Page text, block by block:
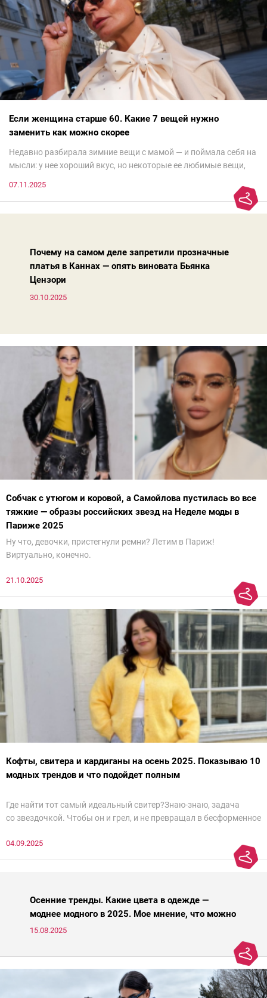
Если женщина старше 60. Какие 7 вещей нужно
заменить как можно скорее
Недавно разбирала зимние вещи с мамой — и поймала себя на
мысли: у нее хороший вкус, но некоторые ее любимые вещи,
моды. Вовсе нет.Проблема в том, что сама мода сделала шаг
07.11.2025
Почему на самом деле запретили прозначные
платья в Каннах — опять виновата Бьянка
Цензори
30.10.2025
Собчак с утюгом и коровой, а Самойлова пустилась во все
тяжкие — образы российских звезд на Неделе моды в
Париже 2025
Ну что, девочки, пристегнули ремни? Летим в Париж!
Виртуально, конечно.
21.10.2025
Кофты, свитера и кардиганы на осень 2025. Показываю 10
модных трендов и что подойдет полным
Где найти тот самый идеальный свитер?Знаю-знаю, задача
со звездочкой. Чтобы он и грел, и не превращал в бесформенное
паники.
04.09.2025
Осенние тренды. Какие цвета в одежде —
моднее модного в 2025. Мое мнение, что можно
носить, а что нет
15.08.2025